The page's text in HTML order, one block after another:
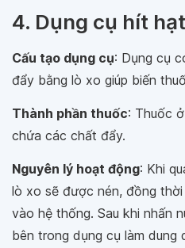
4. Dụng cụ hít
Cấu tạo dụng cụ: Dụng cụ
đẩy bằng lò xo giúp biến
Thành phần thuốc: Thuốc
chứa các chất đẩy.
Nguyên lý hoạt động: Khi
lò xo sẽ được nén, đồng
vào hệ thống. Sau khi nhấn
bên trong dụng cụ làm dung